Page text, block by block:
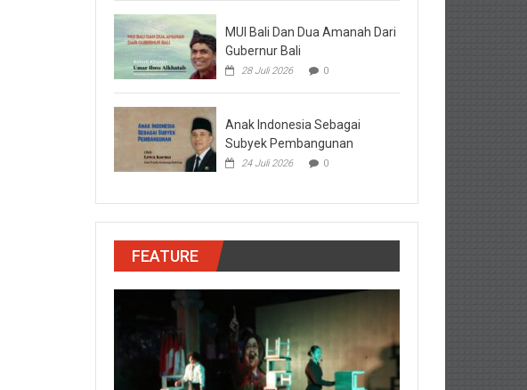
MUI Bali Dan Dua Amanah Dari
Gubernur Bali
28 Juli 2026 0
Anak Indonesia Sebagai
Subyek Pembangunan
24 Juli 2026 0
FEATURE